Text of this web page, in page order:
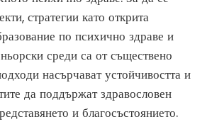
стратегии като открита
по психично здраве и
среди са от съществено
насърчават устойчивостта и
да поддържат здравословен
и благосъстоянието.